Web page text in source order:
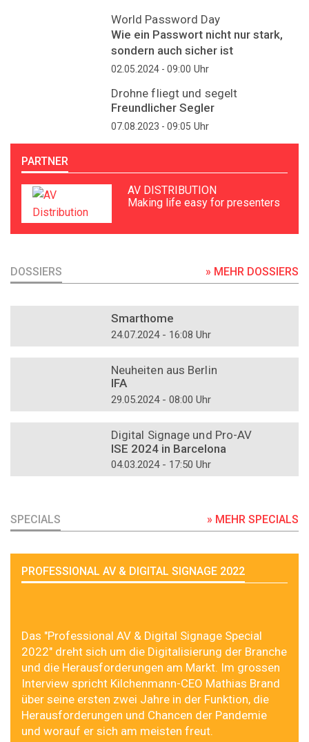
World Password Day
Wie ein Passwort nicht nur stark,
sondern auch sicher ist
02.05.2024 - 09:00 Uhr
Drohne fliegt und segelt
Freundlicher Segler
07.08.2023 - 09:05 Uhr
PARTNER
AV DISTRIBUTION
Making life easy for presenters
DOSSIERS » MEHR DOSSIERS
Smarthome
24.07.2024 - 16:08 Uhr
Neuheiten aus Berlin
IFA
29.05.2024 - 08:00 Uhr
Digital Signage und Pro-AV
ISE 2024 in Barcelona
04.03.2024 - 17:50 Uhr
SPECIALS » MEHR SPECIALS
PROFESSIONAL AV & DIGITAL SIGNAGE 2022
Das "Professional AV & Digital Signage Special
2022" dreht sich um die Digitalisierung der Branche
und die Herausforderungen am Markt. Im grossen
Interview spricht Kilchenmann-CEO Mathias Brand
über seine ersten zwei Jahre in der Funktion, die
Herausforderungen und Chancen der Pandemie
und worauf er sich am meisten freut.